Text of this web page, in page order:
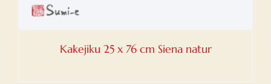
Kakejiku 25 x 76 cm Siena natur